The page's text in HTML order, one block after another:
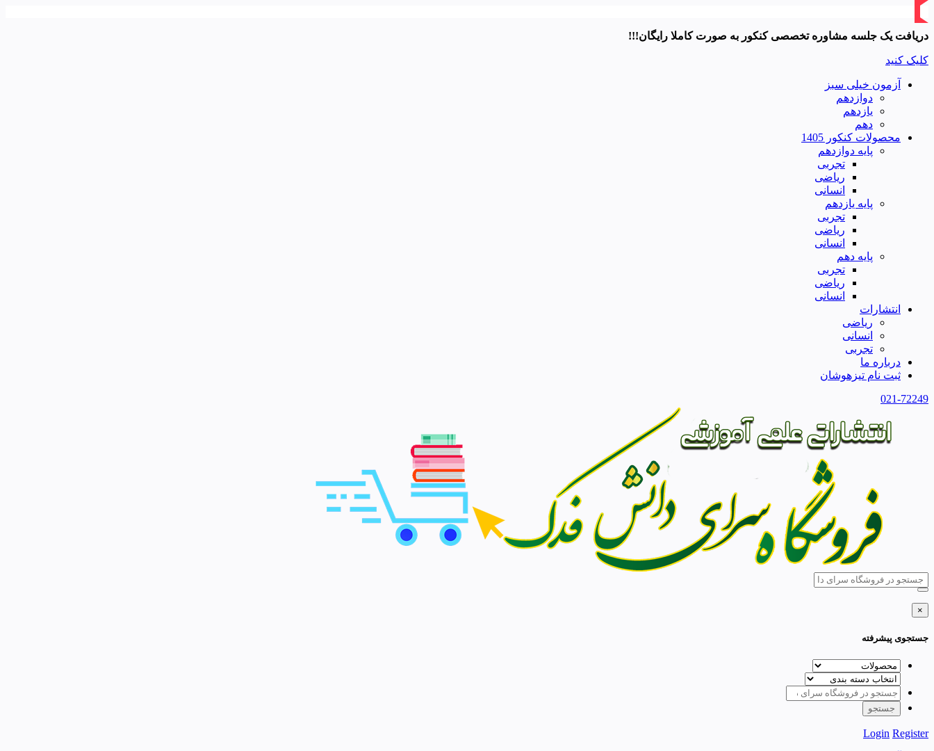
دریافت یک جلسه مشاوره تخصصی کنکور به صورت کاملا رایگان!!!
کلیک کنید
آزمون خیلی سبز
دوازدهم
یازدهم
دهم
محصولات کنکور 1405
پایه دوازدهم
تجربی
ریاضی
انسانی
پایه یازدهم
تجربی
ریاضی
انسانی
پایه دهم
تجربی
ریاضی
انسانی
انتشارات
ریاضی
انسانی
تجربی
درباره ما
ثبت نام تیزهوشان
021-72249
×
جستجوی پیشرفته
Login Register